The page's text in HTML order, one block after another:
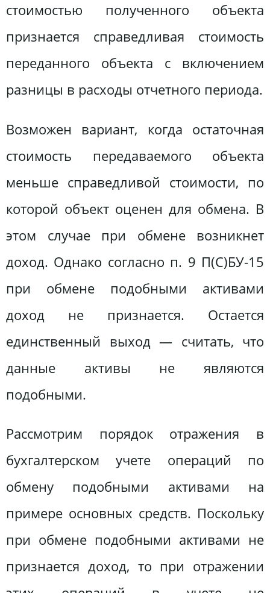
стоимостью полученного объекта
признается справедливая стоимость
переданного объекта с включением
разницы в расходы отчетного периода.
Возможен вариант, когда остаточная
стоимость передаваемого объекта
меньше справедливой стоимости, по
которой объект оценен для обмена. В
этом случае при обмене возникнет
доход. Однако согласно п. 9 П(С)БУ-15
при обмене подобными активами
доход не признается. Остается
единственный выход — считать, что
данные активы не являются
подобными.
Рассмотрим порядок отражения в
бухгалтерском учете операций по
обмену подобными активами на
примере основных средств. Поскольку
при обмене подобными активами не
признается доход, то при отражении